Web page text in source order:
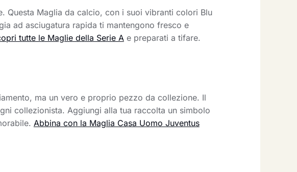
Questa Maglia da calcio, con i suoi vibranti colori Blu
ad asciugatura rapida ti mantengono fresco e
tutte le Maglie della Serie Ae preparati a tifare.
ma un vero e proprio pezzo da collezione. Il
collezionista. Aggiungi alla tua raccolta un simbolo
Abbina con la Maglia Casa Uomo Juventus